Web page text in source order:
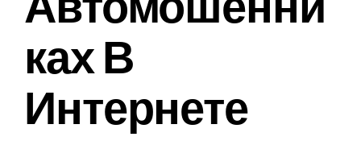
Ках В
Интернете